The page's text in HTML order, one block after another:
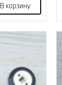
В корзину